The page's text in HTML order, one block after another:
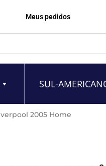
Meus pedidos
SUL-
2005 Home